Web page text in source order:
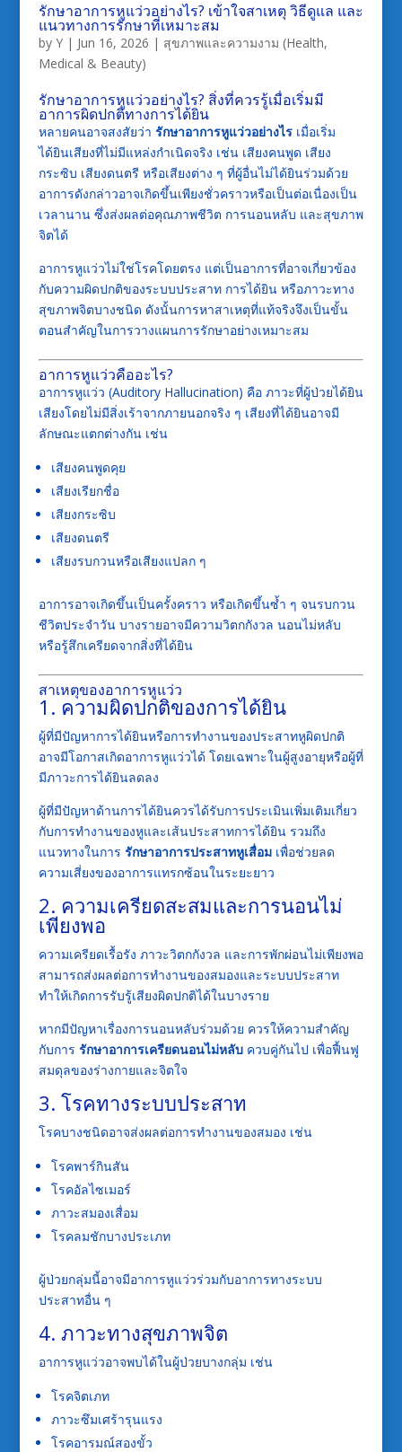
รักษาอาการหูแว่วอย่างไร? เข้าใจสาเหตุ วิธีดูแล และ
แนวทางการรักษาที่เหมาะสม
by Y| Jun 16, 2026 | สุขภาพและความงาม (Health,
Medical & Beauty)
รักษาอาการหูแว่วอย่างไร? สิ่งที่ควรรู้เมื่อเริ่มมี
อาการผิดปกติทางการได้ยิน
หลายคนอาจสงสัยว่า รักษาอาการหูแว่วอย่างไรเมื่อเริ่ม
ได้ยินเสียงที่ไม่มีแหล่งกำเนิดจริง เช่น เสียงคนพูด เสียง
กระซิบ เสียงดนตรี หรือเสียงต่าง ๆ ที่ผู้อื่นไม่ได้ยินร่วมด้วย
อาการดังกล่าวอาจเกิดขึ้นเพียงชั่วคราวหรือเป็นต่อเนื่องเป็น
เวลานาน ซึ่งส่งผลต่อคุณภาพชีวิต การนอนหลับ และสุขภาพ
จิตได้
อาการหูแว่วไม่ใช่โรคโดยตรง แต่เป็นอาการที่อาจเกี่ยวข้อง
กับความผิดปกติของระบบประสาท การได้ยิน หรือภาวะทาง
สุขภาพจิตบางชนิด ดังนั้นการหาสาเหตุที่แท้จริงจึงเป็นขั้น
ตอนสำคัญในการวางแผนการรักษาอย่างเหมาะสม
อาการหูแว่วคืออะไร?
อาการหูแว่ว (Auditory Hallucination) คือ ภาวะที่ผู้ป่วยได้ยิน
เสียงโดยไม่มีสิ่งเร้าจากภายนอกจริง ๆ เสียงที่ได้ยินอาจมี
ลักษณะแตกต่างกัน เช่น
เสียงคนพูดคุย
เสียงเรียกชื่อ
เสียงกระซิบ
เสียงดนตรี
เสียงรบกวนหรือเสียงแปลก ๆ
อาการอาจเกิดขึ้นเป็นครั้งคราว หรือเกิดขึ้นซ้ำ ๆ จนรบกวน
ชีวิตประจำวัน บางรายอาจมีความวิตกกังวล นอนไม่หลับ
หรือรู้สึกเครียดจากสิ่งที่ได้ยิน
สาเหตุของอาการหูแว่ว
1. ความผิดปกติของการได้ยิน
ผู้ที่มีปัญหาการได้ยินหรือการทำงานของประสาทหูผิดปกติ
อาจมีโอกาสเกิดอาการหูแว่วได้ โดยเฉพาะในผู้สูงอายุหรือผู้ที่
มีภาวะการได้ยินลดลง
ผู้ที่มีปัญหาด้านการได้ยินควรได้รับการประเมินเพิ่มเติมเกี่ยว
กับการทำงานของหูและเส้นประสาทการได้ยิน รวมถึง
แนวทางในการ รักษาอาการประสาทหูเสื่อมเพื่อช่วยลด
ความเสี่ยงของอาการแทรกซ้อนในระยะยาว
2. ความเครียดสะสมและการนอนไม่
เพียงพอ
ความเครียดเรื้อรัง ภาวะวิตกกังวล และการพักผ่อนไม่เพียงพอ
สามารถส่งผลต่อการทำงานของสมองและระบบประสาท
ทำให้เกิดการรับรู้เสียงผิดปกติได้ในบางราย
หากมีปัญหาเรื่องการนอนหลับร่วมด้วย ควรให้ความสำคัญ
กับการ รักษาอาการเครียดนอนไม่หลับควบคู่กันไป เพื่อฟื้นฟู
สมดุลของร่างกายและจิตใจ
3. โรคทางระบบประสาท
โรคบางชนิดอาจส่งผลต่อการทำงานของสมอง เช่น
โรคพาร์กินสัน
โรคอัลไซเมอร์
ภาวะสมองเสื่อม
โรคลมชักบางประเภท
ผู้ป่วยกลุ่มนี้อาจมีอาการหูแว่วร่วมกับอาการทางระบบ
ประสาทอื่น ๆ
4. ภาวะทางสุขภาพจิต
อาการหูแว่วอาจพบได้ในผู้ป่วยบางกลุ่ม เช่น
โรคจิตเภท
ภาวะซึมเศร้ารุนแรง
โรคอารมณ์สองขั้ว